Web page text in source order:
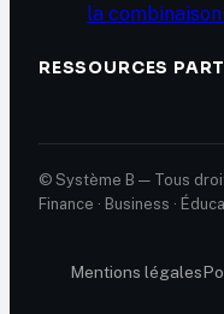
la
RESSOURCES
© Système B — Tous
Finance · Business ·
Mentions légales